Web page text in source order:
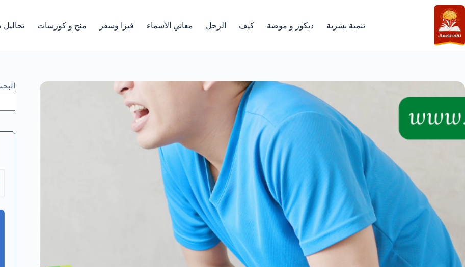
التجاوز
إلى
المحتوى
تنمية بشرية ديكور و موضة كيف الرجل معاني الأسماء فيزا وسفر منح و كورسات تحاليل